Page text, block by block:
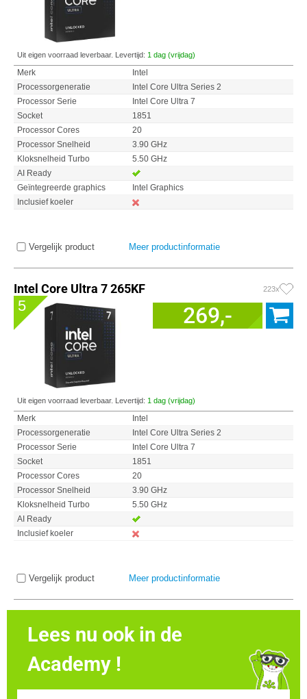
Uit eigen voorraad leverbaar. Levertijd: 1 dag (vrijdag)
Merk
Intel
Processorgeneratie
Intel Core Ultra Series 2
Processor Serie
Intel Core Ultra 7
Socket
1851
Processor Cores
20
Processor Snelheid
3.90 GHz
Kloksnelheid Turbo
5.50 GHz
AI Ready
Geïntegreerde graphics
Intel Graphics
Inclusief koeler
Vergelijk product Meer productinformatie
Intel Core Ultra 7 265KF 223x
5 269,-
Uit eigen voorraad leverbaar. Levertijd: 1 dag (vrijdag)
Merk
Intel
Processorgeneratie
Intel Core Ultra Series 2
Processor Serie
Intel Core Ultra 7
Socket
1851
Processor Cores
20
Processor Snelheid
3.90 GHz
Kloksnelheid Turbo
5.50 GHz
AI Ready
Inclusief koeler
Vergelijk product Meer productinformatie
Lees nu ook in de
Academy !